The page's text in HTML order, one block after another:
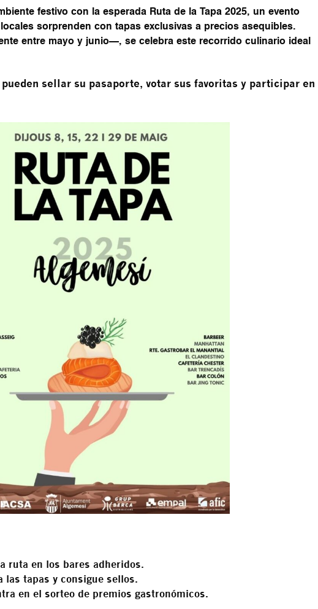
festivo con la esperada Ruta de la Tapa 2025, un evento
sorprenden con tapas exclusivas a precios asequibles.
entre mayo y junio—, se celebra este recorrido culinario ideal
sellar su pasaporte, votar sus favoritas y participar en
ruta en los bares adheridos.
las tapas y consigue sellos.
en el sorteo de premios gastronómicos.